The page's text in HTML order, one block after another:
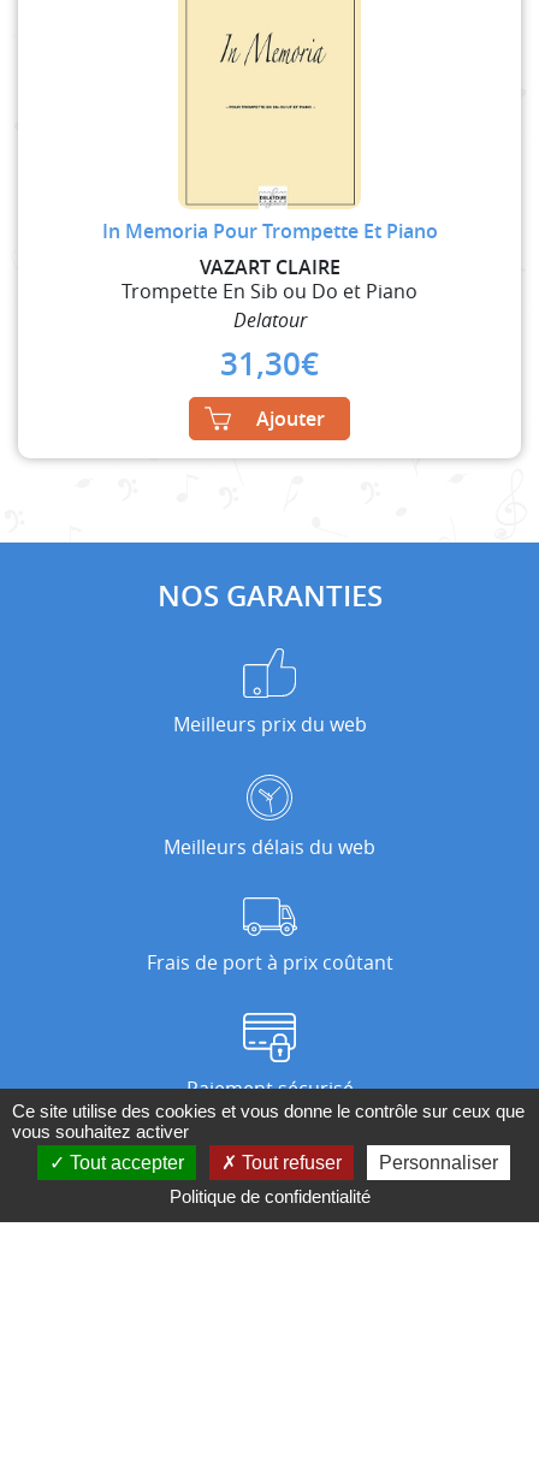
In Memoria Pour Trompette Et Piano
VAZART CLAIRE
Trompette En Sib ou Do et Piano
Delatour
31,30€
Ajouter
NOS GARANTIES
Meilleurs prix du web
Meilleurs délais du web
Frais de port à prix coûtant
Paiement sécurisé
Nos magasins
Ce site utilise des cookies et vous donne le contrôle sur ceux que
vous souhaitez activer
Tout accepter
Tout refuser
Personnaliser
Politique de confidentialité